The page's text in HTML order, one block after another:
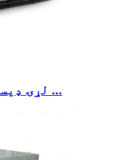
د ZCR لړۍ ډیسیکینټ ډیهومي ...